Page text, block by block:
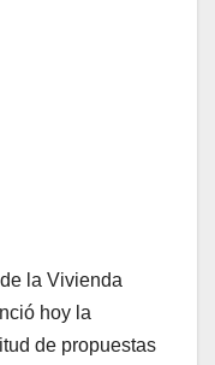
la Vivienda
hoy la
de propuestas